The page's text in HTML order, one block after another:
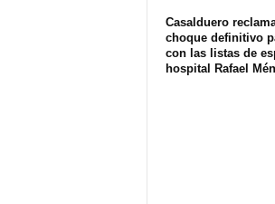
Casalduero
choque definitivo
con las listas de
hospital Rafael